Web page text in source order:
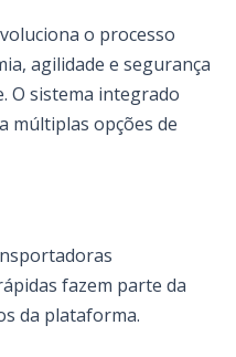
o processo
agilidade e segurança
O sistema integrado
múltiplas opções de
fazem parte da
da plataforma.